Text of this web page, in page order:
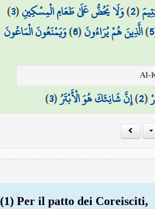
(
2
)وَلَا يَحُضُّ عَلَىٰ طَعَامِ الْمِسْكِينِ(
3
)
5
)الَّذِينَ هُمْ يُرَاءُونَ(
6
)وَيَمْنَعُونَ الْمَاعُونَ
(
2
)إِنَّ شَانِئَكَ هُوَ الْأَبْتَرُ(
3
)
(1) Per il patto dei Coreisciti,